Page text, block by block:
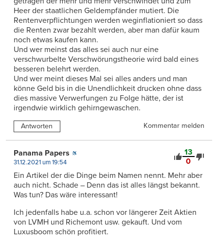
Heer der staatlichen Geldempfänder mutiert. Die
Rentenverpflichtungen werden weginflationiert so dass
die Renten zwar bezahlt werden, aber man dafür kaum
noch etwas kaufen kann.
Und wer meinst das alles sei auch nur eine
verschwurbelte Verschwörungstheorie wird bald eines
besseren belehrt werden.
Und wer meint dieses Mal sei alles anders und man
könne Geld bis in die Unendlichkeit drucken ohne dass
dies massive Verwerfungen zu Folge hätte, der ist
irgendwie wirklich gehirngewaschen.
Antworten Kommentar melden
13
0
Panama Papers
31.12.2021 um 19:54
Ein Artikel der die Dinge beim Namen nennt. Mehr aber
auch nicht. Schade – Denn das ist alles längst bekannt.
Was tun? Das wäre interessant!
Ich jedenfalls habe u.a. schon vor längerer Zeit Aktien
von LVMH und Richemont usw. gekauft. Und vom
Luxusboom schön profitiert.